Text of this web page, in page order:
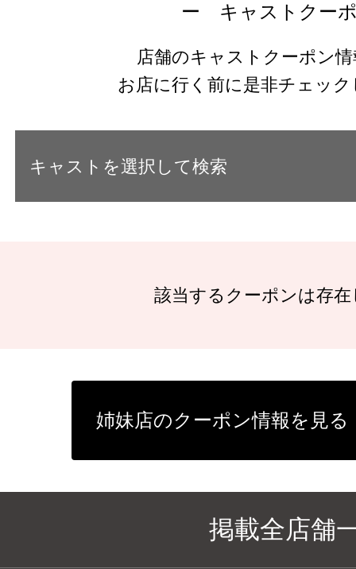
ー キャストクー
店舗のキャストクーポン
お店に行く前に是非チェッ
キャストを選択して検索
該当するクーポンは存
姉妹店のクーポン情報を見る
掲載全店舗